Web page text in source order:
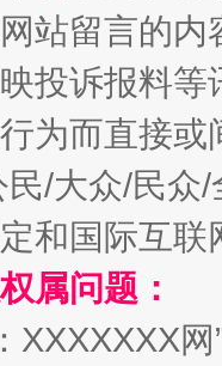
站留言的内
投诉报料
为而直接
/大众/民
和国际互
属问题：
XXXXXXX